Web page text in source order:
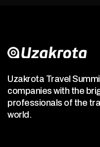
Uzakrota Travel
companies with the
professionals of the
world.